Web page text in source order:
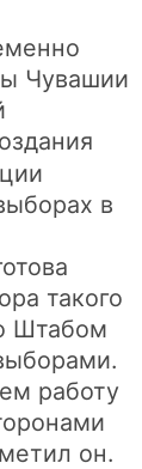
Чувашии
в
такого
Штабом
работу
он.